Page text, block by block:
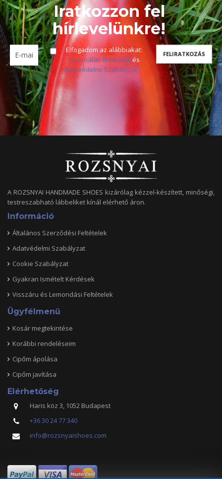
Iratkozzon fel
hírlevelünkre!
Elfogadom az alábbiakat:
Használati feltételekés
Adatvédelmi Szabályzat
A ROZSNYAI HANDMADE SHOES kizárólag kézzel-készített, minőségi,
testreszabható lábbeliket kínál elérhető áron.
Információ
Általános Szerződési Feltételek
Adatvédelmi Szabályzat
Cookie Szabályzat
Gyakran Ismételt Kérdések
Visszáru és Lemondási Feltételek
Ügyfélmenü
Kosár megtekintése
Korábbi rendeléseim
Cipőm ápolása
Cipőm javítása
Elérhetőség
Haris köz 3, 1052 Budapest
+36 30 24 77 340
info@rozsnyaishoes.com